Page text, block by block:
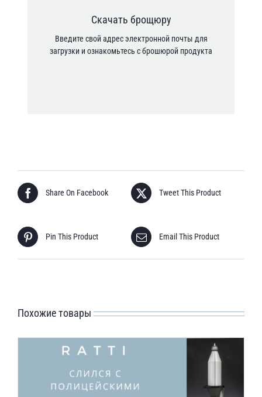
Скачать брощюру
Введите свой адрес электронной почты для
загрузки и ознакомьтесь с брошюрой продукта
Я согласен с тем, что мои личные данные
конфиденциальности.
[anr_nocaptcha g-recaptcha-response]
Share On Facebook Tweet This Product
Pin This Product Email This Product
Похожие товары